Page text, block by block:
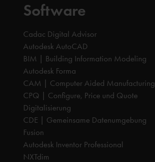
Software
Cadac Digital Advisor
Autodesk AutoCAD
BIM | Building Information Modeling
Autodesk Forma
CAM | Computer Aided Manufacturing
CPQ | Configure, Price und Quote
Digitalisierung
CDE | Gemeinsame Datenumgebung
Fusion
Autodesk Inventor Professional
NXTdim